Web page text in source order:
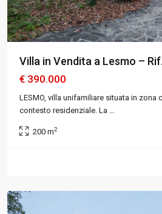
Villa in Vendita a Lesmo –
€ 390.000
LESMO, villa unifamiliare situata in zona
contesto residenziale. La …
200 m2
Varedo